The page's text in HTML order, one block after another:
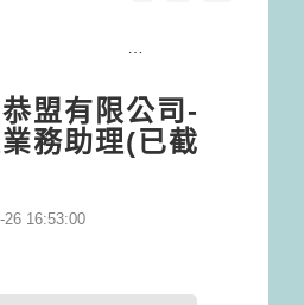
恭盟有限公司-
務助理(已截
26 16:53:00